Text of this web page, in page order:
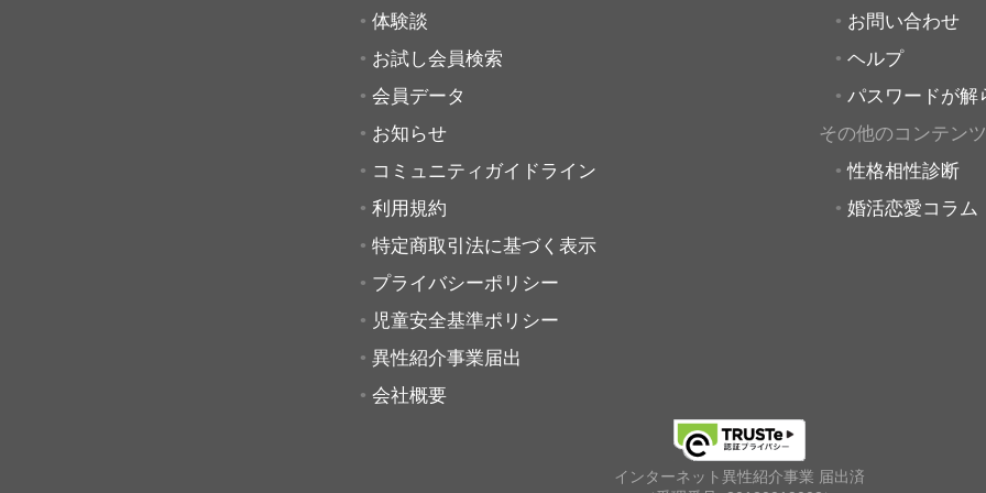
体験談
お試し会員検索
会員データ
お知らせ
コミュニティガイドライン
利用規約
特定商取引法に基づく表示
プライバシーポリシー
児童安全基準ポリシー
異性紹介事業届出
会社概要
お問い合わせ
ヘルプ
パスワードが解
その他のコンテンツ
性格相性診断
婚活恋愛コラム
インターネット異性紹介事業 届出済